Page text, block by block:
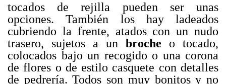
tocados de rejilla pueden ser unas
opciones. También los hay ladeados
cubriendo la frente, atados con un nudo
trasero, sujetos a un broche o tocado,
colocados bajo un recogido o una corona
de flores o de estilo casquete con detalles
de pedrería. Todos son muy bonitos y no